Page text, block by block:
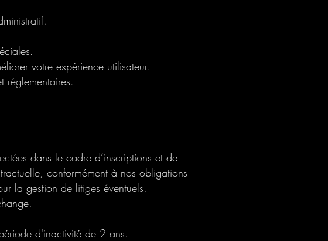
votre expérience utilisateur.
réglementaires.
dans le cadre d’inscriptions et de
conformément à nos obligations
la gestion de litiges éventuels."
d'inactivité de 2 ans.